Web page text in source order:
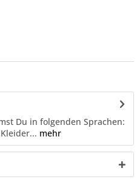
Du in folgenden Sprachen:
mehr